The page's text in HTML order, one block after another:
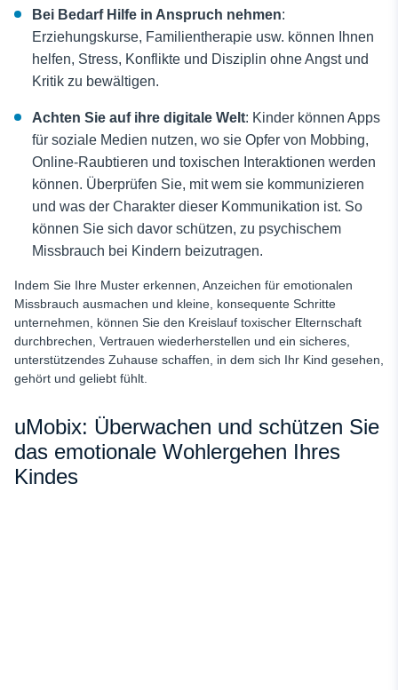
Bei Bedarf Hilfe in Anspruch nehmen:
Erziehungskurse, Familientherapie usw. können Ihnen
helfen, Stress, Konflikte und Disziplin ohne Angst und
Kritik zu bewältigen.
Achten Sie auf ihre digitale Welt: Kinder können Apps
für soziale Medien nutzen, wo sie Opfer von Mobbing,
Online-Raubtieren und toxischen Interaktionen werden
können. Überprüfen Sie, mit wem sie kommunizieren
und was der Charakter dieser Kommunikation ist. So
können Sie sich davor schützen, zu psychischem
Missbrauch bei Kindern beizutragen.
Indem Sie Ihre Muster erkennen, Anzeichen für emotionalen
Missbrauch ausmachen und kleine, konsequente Schritte
unternehmen, können Sie den Kreislauf toxischer Elternschaft
durchbrechen, Vertrauen wiederherstellen und ein sicheres,
unterstützendes Zuhause schaffen, in dem sich Ihr Kind gesehen,
gehört und geliebt fühlt.
uMobix: Überwachen und schützen Sie
das emotionale Wohlergehen Ihres
Kindes